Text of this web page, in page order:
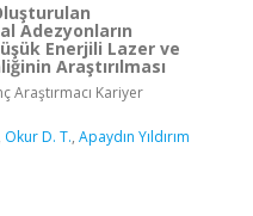
Adezyonların
Enerjili Lazer ve
Araştırılması
Araştırmacı Kariyer
Okur D. T., Apaydın Yıldırım